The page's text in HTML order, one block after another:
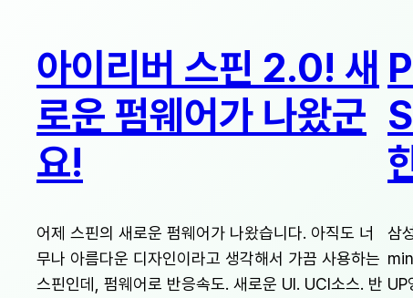
아이리버 스핀 2.0! 새
로운 펌웨어가 나왔군
요!
어제 스핀의 새로운 펌웨어가 나왔습니다. 아직도 너
무나 아름다운 디자인이라고 생각해서 가끔 사용하는
스핀인데, 펌웨어로 반응속도. 새로운 UI. UCI소스. 반
삼
UP